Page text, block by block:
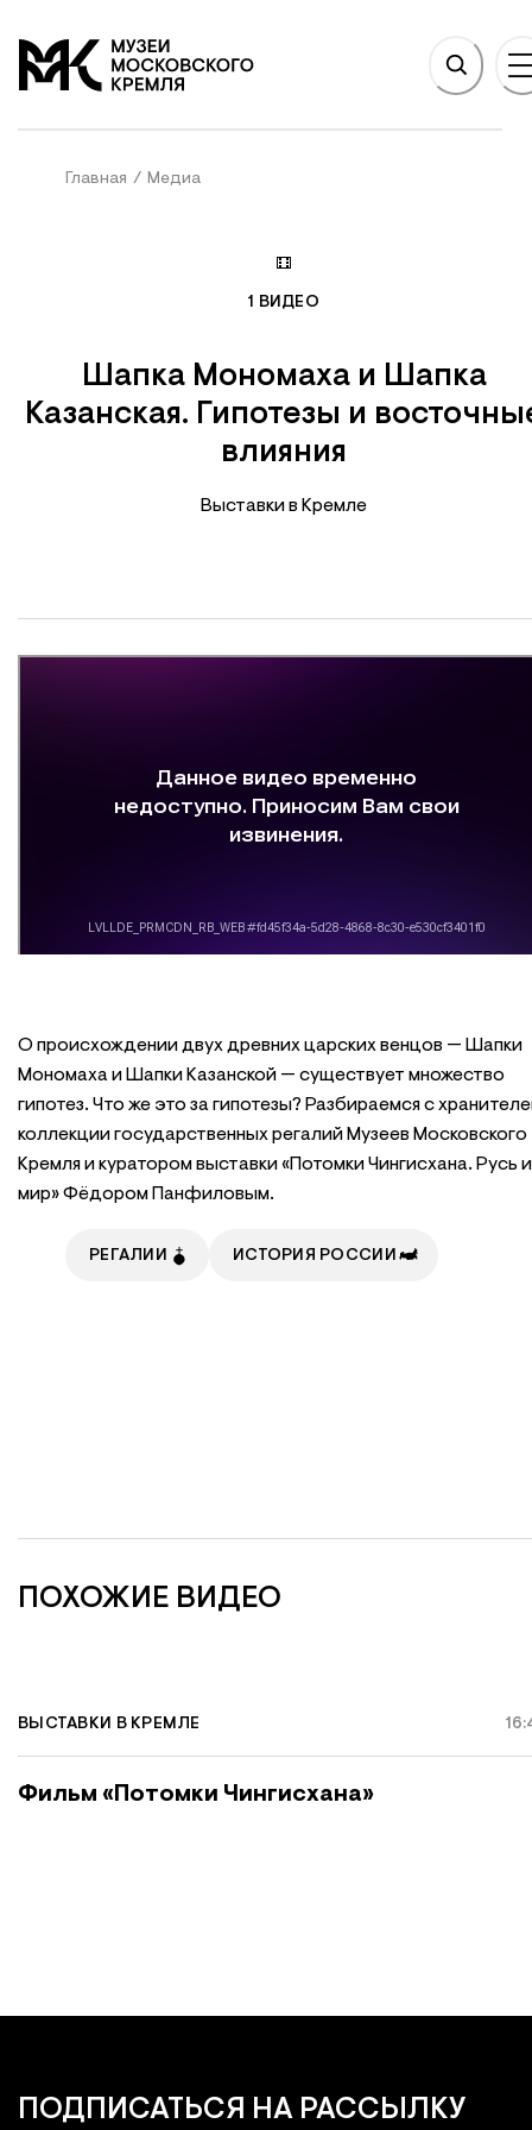
На главную
Главная / Медиа
1 ВИДЕО
Шапка Мономаха и Шапка
Казанская. Гипотезы и
влияния
Выставки в Кремле
РЕГАЛИИ ИСТОРИЯ РОССИИ
О происхождении двух древних царских венцов — Шапки
Мономаха и Шапки Казанской — существует множество
гипотез. Что же это за гипотезы? Разбираемся с
коллекции государственных регалий Музеев Московского
Кремля и куратором выставки «Потомки Чингисхана. Русь и
мир» Фёдором Панфиловым.
ПОХОЖИЕ ВИДЕО
ВЫСТАВКИ В КРЕМЛЕ
Фильм «Потомки Чингисхана»
ПОДПИСАТЬСЯ НА РАССЫЛКУ